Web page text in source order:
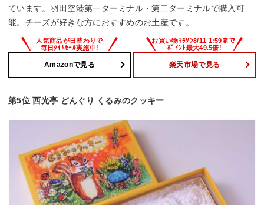
ています。羽田空港第一ターミナル・第二ターミナルで購入可
能。チーズが好きな方におすすめのお土産です。
Amazonで見る 楽天市場で見る
第5位 西光亭 どんぐり くるみのクッキー